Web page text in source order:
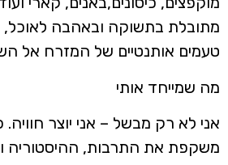
מתובלת בתשוקה ובאהבה לאוכל,
טעמים אותנטיים של המזרח אל
מה שמייחד אותי
אני לא רק מבשל – אני יוצר חוויה.
משקפת את התרבות, ההיסטוריה